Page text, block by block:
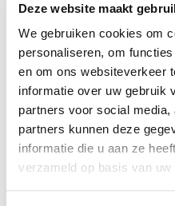
Deze website maakt
We gebruiken cookies om
personaliseren, om
en om ons websiteverkeer
informatie over uw gebruik
partners voor social
partners kunnen deze
informatie die u aan ze
verzameld op basis van
LEES OOK: DEZE